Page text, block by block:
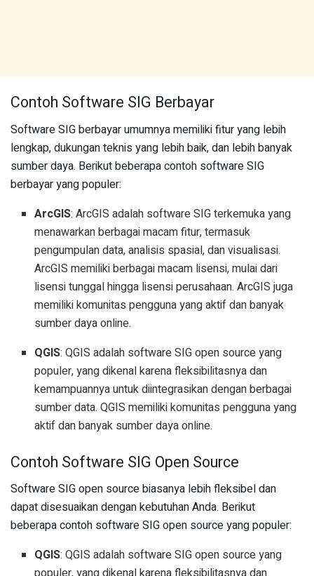
Contoh Software SIG Berbayar
Software SIG berbayar umumnya memiliki fitur yang lebih
lengkap, dukungan teknis yang lebih baik, dan lebih banyak
sumber daya. Berikut beberapa contoh software SIG
berbayar yang populer:
ArcGIS: ArcGIS adalah software SIG terkemuka yang
menawarkan berbagai macam fitur, termasuk
pengumpulan data, analisis spasial, dan visualisasi.
ArcGIS memiliki berbagai macam lisensi, mulai dari
lisensi tunggal hingga lisensi perusahaan. ArcGIS juga
memiliki komunitas pengguna yang aktif dan banyak
sumber daya online.
QGIS: QGIS adalah software SIG open source yang
populer, yang dikenal karena fleksibilitasnya dan
kemampuannya untuk diintegrasikan dengan berbagai
sumber data. QGIS memiliki komunitas pengguna yang
aktif dan banyak sumber daya online.
Contoh Software SIG Open Source
Software SIG open source biasanya lebih fleksibel dan
dapat disesuaikan dengan kebutuhan Anda. Berikut
beberapa contoh software SIG open source yang populer:
QGIS: QGIS adalah software SIG open source yang